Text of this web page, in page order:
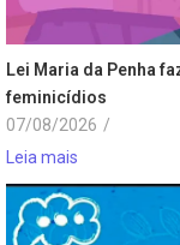
Lei Maria da Penha
feminicídios
07/08/2026 /
Leia mais